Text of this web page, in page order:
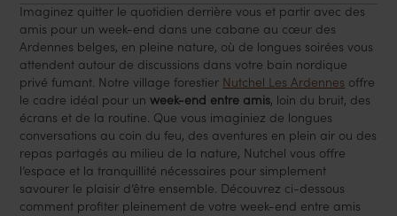
Imaginez quitter le quotidien derrière vous et partir avec des
amis pour un week-end dans une cabane au cœur des
Ardennes belges, en pleine nature, où de longues soirées vous
attendent autour de discussions dans votre bain nordique
privé fumant. Notre village forestier Nutchel Les Ardennes offre
le cadre idéal pour unweek-end entre amis, loin du bruit, des
écrans et de la routine. Que vous imaginiez de longues
conversations au coin du feu, des aventures en plein air ou des
repas partagés au milieu de la nature, Nutchel vous offre
l’espace et la tranquillité nécessaires pour simplement
savourer le plaisir d’être ensemble. Découvrez ci-dessous
comment profiter pleinement de votre week-end entre amis